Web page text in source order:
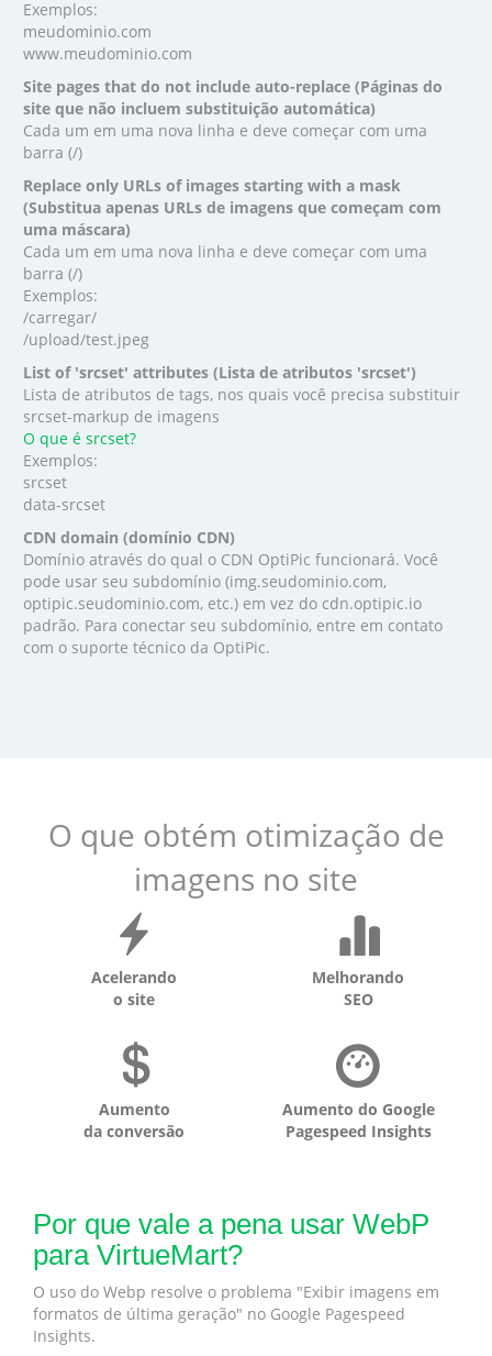
Exemplos:
meudominio.com
www.meudominio.com
Site pages that do not include auto-replace (Páginas do
site que não incluem substituição automática)
Cada um em uma nova linha e deve começar com uma
barra (/)
Replace only URLs of images starting with a mask
(Substitua apenas URLs de imagens que começam com
uma máscara)
Cada um em uma nova linha e deve começar com uma
barra (/)
Exemplos:
/carregar/
/upload/test.jpeg
List of 'srcset' attributes (Lista de atributos 'srcset')
Lista de atributos de tags, nos quais você precisa substituir
srcset-markup de imagens
O que é srcset?
Exemplos:
srcset
data-srcset
CDN domain (domínio CDN)
Domínio através do qual o CDN OptiPic funcionará. Você
pode usar seu subdomínio (img.seudominio.com,
optipic.seudominio.com, etc.) em vez do cdn.optipic.io
padrão. Para conectar seu subdomínio, entre em contato
com o suporte técnico da OptiPic.
O que obtém otimização de
imagens no site
Acelerando
o site
Melhorando
SEO
Aumento
da conversão
Aumento do Google
Pagespeed Insights
Por que vale a pena usar WebP
para VirtueMart?
O uso do Webp resolve o problema "Exibir imagens em
formatos de última geração" no Google Pagespeed
Insights.